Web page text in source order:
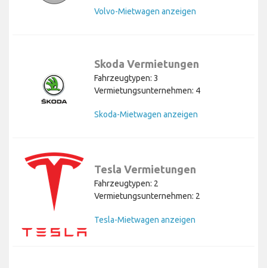
Volvo-Mietwagen anzeigen
Skoda Vermietungen
Fahrzeugtypen: 3
Vermietungsunternehmen: 4
Skoda-Mietwagen anzeigen
Tesla Vermietungen
Fahrzeugtypen: 2
Vermietungsunternehmen: 2
Tesla-Mietwagen anzeigen